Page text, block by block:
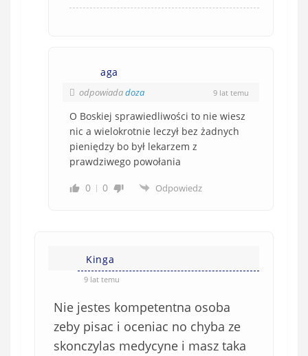
aga
odpowiadadoza 9 lat temu
O Boskiej sprawiedliwości to nie wiesz
nic a wielokrotnie leczył bez żadnych
pieniędzy bo był lekarzem z
prawdziwego powołania
0
0 Odpowiedz
Kinga
9 lat temu
Nie jestes kompetentna osoba
zeby pisac i oceniac no chyba ze
skonczylas medycyne i masz taka